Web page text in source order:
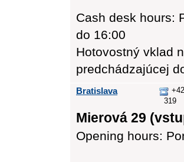
Cash desk hours:
do 16:00
Hotovostný vklad
predchádzajúcej
Bratislava
319
Mierová 29
Opening hours: